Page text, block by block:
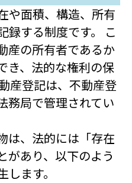
や面積、構造、所有
録する制度です。 こ
産の所有者であるか
き、法的な権利の保
産登記は、不動産登
務局で管理されてい
は、法的には「存在
があり、以下のよう
ます。